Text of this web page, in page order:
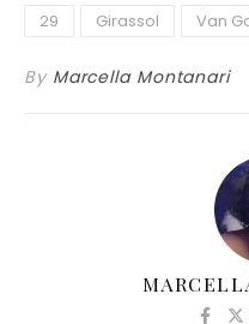
29 Girassol Van
By Marcella Montanari